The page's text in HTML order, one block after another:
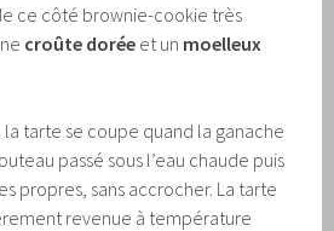
ce côté brownie-cookie très
croûte dorée et un moelleux
tarte se coupe quand la ganache
passé sous l’eau chaude puis
propres, sans accrocher. La tarte
revenue à température